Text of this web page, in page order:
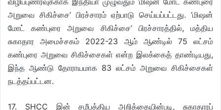
அறுவை சிகிச்சை’ பிரச்சாரம் ஏற்பாடு செய்யப்பட்டது. ‘மிஷன்
மோட் கண்புரை அறுவை சிகிச்சை’ பிரச்சாரத்தில், மத்திய
சுகாதார அமைச்சகம் 2022-23 ஆம் ஆண்டில் 75 லட்சம்
கண்புரை அறுவை சிகிச்சைகள் என்ற இலக்கைத் தாண்டியது,
இந்த ஆண்டு தோராயமாக 83 லட்சம் அறுவை சிகிச்சைகள்
நடத்தப்பட்டன.
17. SHCC இன் சமீபத்திய அறிக்கையின்படி, சுகாதாரப்